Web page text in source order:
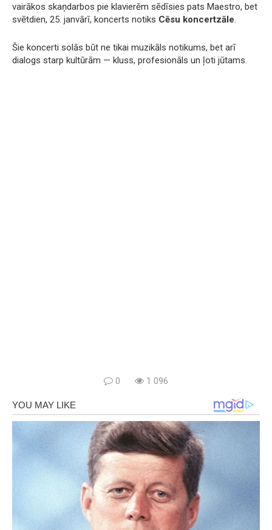
vairākos skaņdarbos pie klavierēm sēdīsies pats Maestro, bet
svētdien, 25. janvārī, koncerts notiks Cēsu koncertzāle.
Šie koncerti solās būt ne tikai muzikāls notikums, bet arī
dialogs starp kultūrām — kluss, profesionāls un ļoti jūtams.
0 1 096